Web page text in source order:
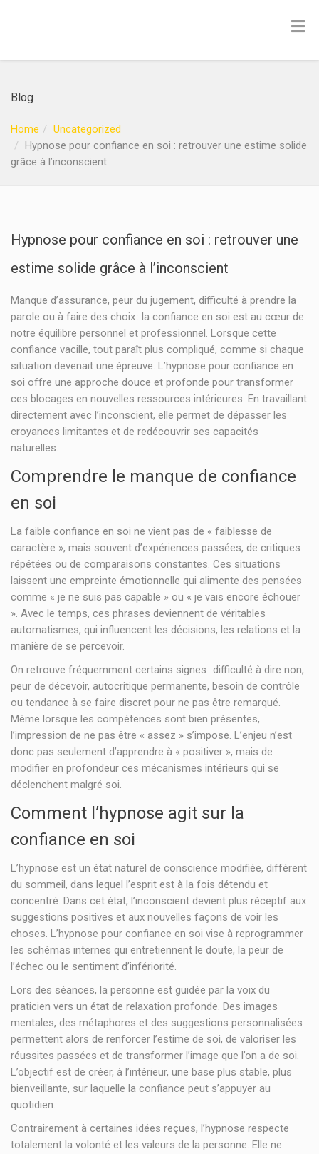
Blog
Home
Uncategorized
Hypnose pour confiance en soi : retrouver une estime solide
grâce à l’inconscient
Hypnose pour confiance en soi : retrouver une
estime solide grâce à l’inconscient
Manque d’assurance, peur du jugement, difficulté à prendre la
parole ou à faire des choix : la confiance en soi est au cœur de
notre équilibre personnel et professionnel. Lorsque cette
confiance vacille, tout paraît plus compliqué, comme si chaque
situation devenait une épreuve. L’hypnose pour confiance en
soi offre une approche douce et profonde pour transformer
ces blocages en nouvelles ressources intérieures. En travaillant
directement avec l’inconscient, elle permet de dépasser les
croyances limitantes et de redécouvrir ses capacités
naturelles.
Comprendre le manque de confiance
en soi
La faible confiance en soi ne vient pas de « faiblesse de
caractère », mais souvent d’expériences passées, de critiques
répétées ou de comparaisons constantes. Ces situations
laissent une empreinte émotionnelle qui alimente des pensées
comme « je ne suis pas capable » ou « je vais encore échouer
». Avec le temps, ces phrases deviennent de véritables
automatismes, qui influencent les décisions, les relations et la
manière de se percevoir.
On retrouve fréquemment certains signes : difficulté à dire non,
peur de décevoir, autocritique permanente, besoin de contrôle
ou tendance à se faire discret pour ne pas être remarqué.
Même lorsque les compétences sont bien présentes,
l’impression de ne pas être « assez » s’impose. L’enjeu n’est
donc pas seulement d’apprendre à « positiver », mais de
modifier en profondeur ces mécanismes intérieurs qui se
déclenchent malgré soi.
Comment l’hypnose agit sur la
confiance en soi
L’hypnose est un état naturel de conscience modifiée, différent
du sommeil, dans lequel l’esprit est à la fois détendu et
concentré. Dans cet état, l’inconscient devient plus réceptif aux
suggestions positives et aux nouvelles façons de voir les
choses. L’hypnose pour confiance en soi vise à reprogrammer
les schémas internes qui entretiennent le doute, la peur de
l’échec ou le sentiment d’infériorité.
Lors des séances, la personne est guidée par la voix du
praticien vers un état de relaxation profonde. Des images
mentales, des métaphores et des suggestions personnalisées
permettent alors de renforcer l’estime de soi, de valoriser les
réussites passées et de transformer l’image que l’on a de soi.
L’objectif est de créer, à l’intérieur, une base plus stable, plus
bienveillante, sur laquelle la confiance peut s’appuyer au
quotidien.
Contrairement à certaines idées reçues, l’hypnose respecte
totalement la volonté et les valeurs de la personne. Elle ne